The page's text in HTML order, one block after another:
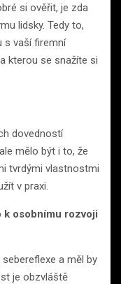
si ověřit, je zda
lidsky. Tedy to,
s vaší firemní
kterou se snažíte si
dovedností
mělo být i to, že
tvrdými vlastnostmi
v praxi.
k osobnímu rozvoji
a měl by
je obzvláště